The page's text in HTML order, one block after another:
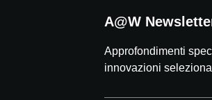
A@W
Approfondimenti
innovazioni